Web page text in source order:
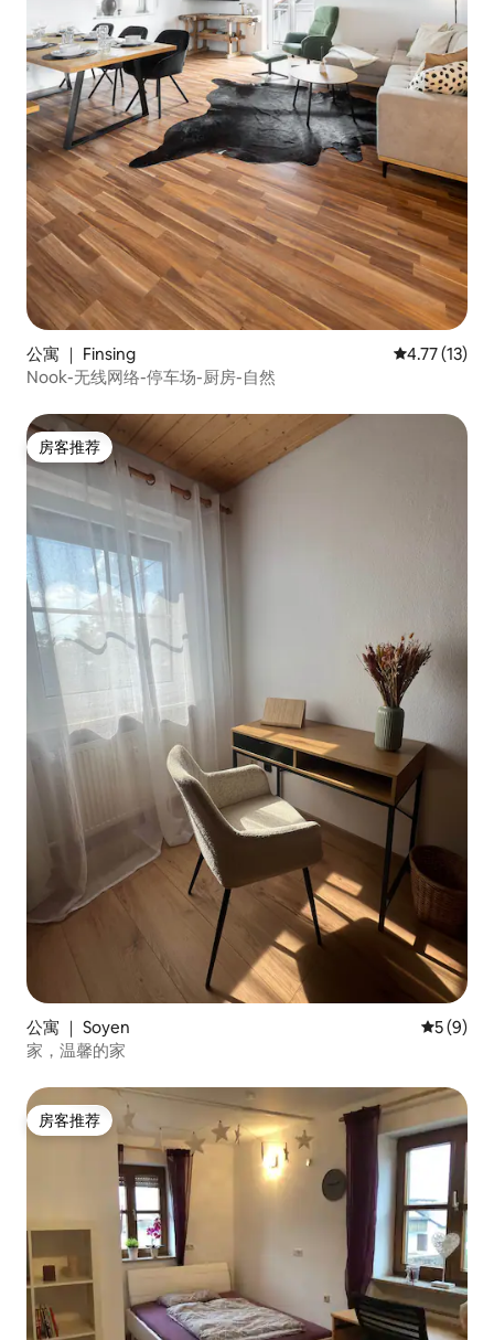
公寓 ｜ Finsing 平均评分
4.77 (13)
Nook-无线网络-停车场-厨房-自然
房客推荐
房客推荐
公寓 ｜ Soyen 平均评分
5 (9)
家，温馨的家
房客推荐
房客推荐